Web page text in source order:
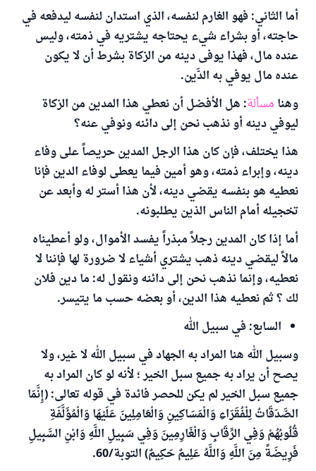
أما الثاني: فهو الغارم لنفسه، الذي استدان لنفسه ليدفعه في
حاجته، أو بشراء شيء يحتاجه يشتريه في ذمته، وليس
عنده مال، فهذا يوفى دينه من الزكاة بشرط أن لا يكون
عنده مال يوفي به الدَّين.
وهنا مسألة: هل الأفضل أن نعطي هذا المدين من الزكاة
ليوفي دينه أو نذهب نحن إلى دائنه ونوفي عنه؟
هذا يختلف، فإن كان هذا الرجل المدين حريصاً على وفاء
دينه، وإبراء ذمته، وهو أمين فيما يعطى لوفاء الدين فإنا
نعطيه هو بنفسه يقضي دينه، لأن هذا أستر له وأبعد عن
تخجيله أمام الناس الذين يطلبونه.
أما إذا كان المدين رجلاً مبذراً يفسد الأموال، ولو أعطيناه
مالاً ليقضي دينه ذهب يشتري أشياء لا ضرورة لها فإننا لا
نعطيه، وإنما نذهب نحن إلى دائنه ونقول له: ما دين فلان
لك ؟ ثم نعطيه هذا الدين، أو بعضه حسب ما يتيسر.
السابع: في سبيل الله
وسبيل الله هنا المراد به الجهاد في سبيل الله لا غير، ولا
يصح أن يراد به جميع سبل الخير ؛ لأنه لو كان المراد به
جميع سبل الخير لم يكن للحصر فائدة في قوله تعالى: (إِنَّمَا
الصَّدَقَاتُ لِلْفُقَرَاءِ وَالْمَسَاكِينِ وَالْعَامِلِينَ عَلَيْهَا وَالْمُؤَلَّفَةِ
قُلُوبُهُمْ وَفِي الرِّقَابِ وَالْغَارِمِينَ وَفِي سَبِيلِ اللَّهِ وَابْنِ السَّبِيلِ
فَرِيضَةً مِنَ اللَّهِ وَاللَّهُ عَلِيمٌ حَكِيمٌ) التوبة/60.